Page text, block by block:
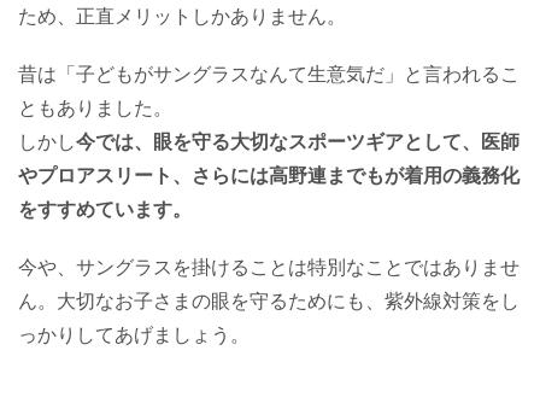
ため、正直メリットしかありません。
昔は「子どもがサングラスなんて生意気だ」と言われるこ
ともありました。
しかし今では、眼を守る大切なスポーツギアとして、医師
やプロアスリート、さらには高野連までもが着用の義務化
をすすめています。
今や、サングラスを掛けることは特別なことではありませ
ん。大切なお子さまの眼を守るためにも、紫外線対策をし
っかりしてあげましょう。